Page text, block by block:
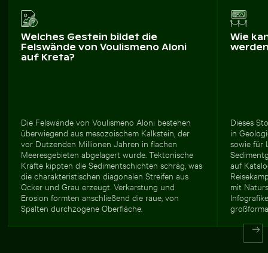
Welches Gestein bildet die
Felswände von Voulismeno Aloni
auf Kreta?
Die Felswände von Voulismeno Aloni bestehen
überwiegend aus mesozoischem Kalkstein, der
vor Dutzenden Millionen Jahren in flachen
Meeresgebieten abgelagert wurde. Tektonische
Kräfte kippten die Sedimentschichten schräg, was
die charakteristischen diagonalen Streifen aus
Ocker und Grau erzeugt. Verkarstung und
Erosion formten anschließend die raue, von
Spalten durchzogene Oberfläche.
Wie
Dieses
in
sowie für
auf
mit